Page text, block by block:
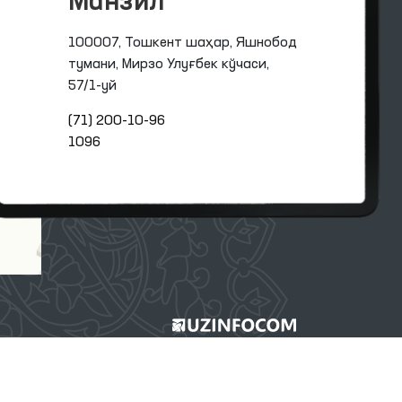
100007, Тошкент шаҳар, Яшнобод
тумани, Мирзо Улуғбек кўчаси,
57/1-уй
(71) 200-10-96
1096